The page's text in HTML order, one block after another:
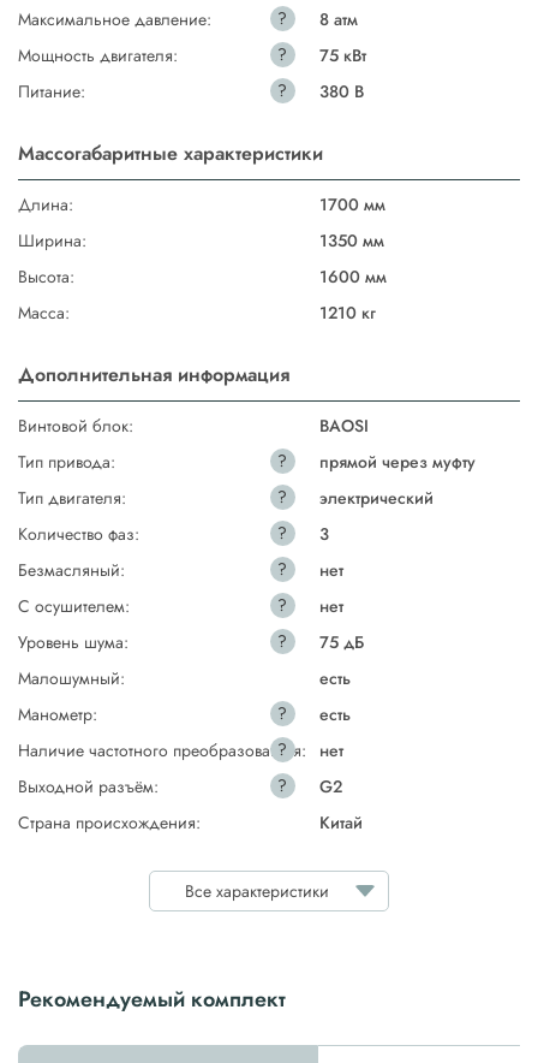
Максимальное давление:
?
8 атм
Мощность двигателя:
?
75 кВт
Питание:
? 380 В
Массогабаритные характеристики
Длина:
1700 мм
Ширина:
1350 мм
Высота:
1600 мм
Масса:
1210 кг
Дополнительная информация
Винтовой блок:
BAOSI
Тип привода:
?
прямой через муфту
Тип двигателя:
?
электрический
Количество фаз:
?
3
Безмасляный:
?
нет
С осушителем:
?
нет
Уровень шума:
?
75 дБ
Малошумный:
есть
Манометр:
?
есть
Наличие частотного преобразователя:
?
нет
Выходной разъём:
?
G2
Страна происхождения:
Китай
Все характеристики
Рекомендуемый комплект